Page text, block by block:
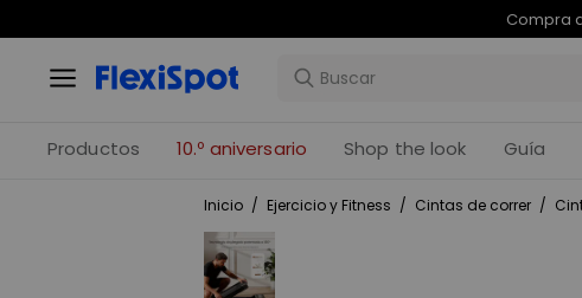
Compra
Productos 10.º aniversario Shop the look Guía
Inicio / Ejercicio y Fitness / Cintas de correr /